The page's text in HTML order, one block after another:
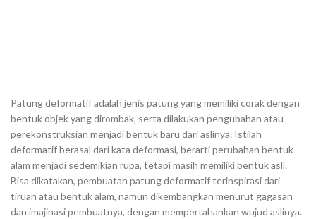
Patung deformatif adalah jenis patung yang memiliki corak dengan
bentuk objek yang dirombak, serta dilakukan pengubahan atau
perekonstruksian menjadi bentuk baru dari aslinya. Istilah
deformatif berasal dari kata deformasi, berarti perubahan bentuk
alam menjadi sedemikian rupa, tetapi masih memiliki bentuk asli.
Bisa dikatakan, pembuatan patung deformatif terinspirasi dari
tiruan atau bentuk alam, namun dikembangkan menurut gagasan
dan imajinasi pembuatnya, dengan mempertahankan wujud aslinya.